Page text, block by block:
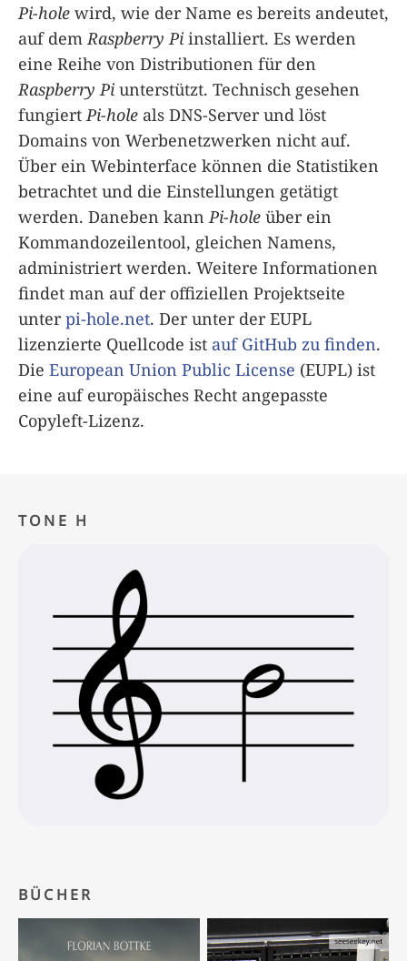
Pi-hole wird, wie der Name es bereits andeutet,
auf dem Raspberry Pi installiert. Es werden
eine Reihe von Distributionen für den
Raspberry Pi unterstützt. Technisch gesehen
fungiert Pi-hole als DNS-Server und löst
Domains von Werbenetzwerken nicht auf.
Über ein Webinterface können die Statistiken
betrachtet und die Einstellungen getätigt
werden. Daneben kann Pi-hole über ein
Kommandozeilentool, gleichen Namens,
administriert werden. Weitere Informationen
findet man auf der offiziellen Projektseite
unterpi-hole.net. Der unter der EUPL
lizenzierte Quellcode ist auf GitHub zu finden.
Die European Union Public License (EUPL) ist
eine auf europäisches Recht angepasste
Copyleft-Lizenz.
TONE H
BÜCHER